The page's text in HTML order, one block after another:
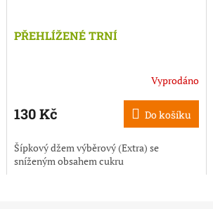
PŘEHLÍŽENÉ TRNÍ
produktu
je
z
5
Vyprodáno
130 Kč Do košíku
Šípkový džem výběrový (Extra) se
sníženým obsahem cukru